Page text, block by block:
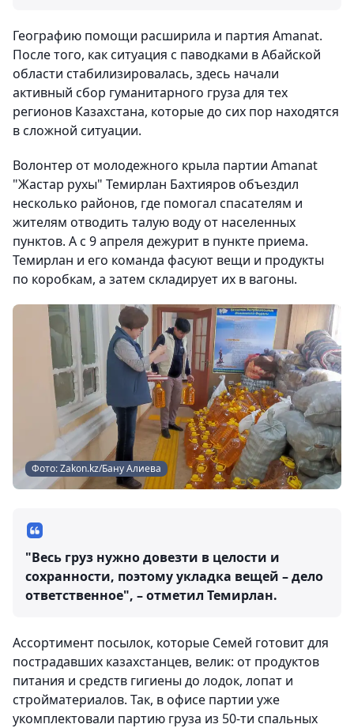
Географию помощи расширила и партия Amanat.
После того, как ситуация с паводками в Абайской
области стабилизировалась, здесь начали
активный сбор гуманитарного груза для тех
регионов Казахстана, которые до сих пор находятся
в сложной ситуации.
Волонтер от молодежного крыла партии Amanat
"Жастар рухы" Темирлан Бахтияров объездил
несколько районов, где помогал спасателям и
жителям отводить талую воду от населенных
пунктов. А с 9 апреля дежурит в пункте приема.
Темирлан и его команда фасуют вещи и продукты
по коробкам, а затем складирует их в вагоны.
Фото: Zakon.kz/Бану Алиева
"Весь груз нужно довезти в целости и
сохранности, поэтому укладка вещей – дело
ответственное", – отметил Темирлан.
Ассортимент посылок, которые Семей готовит для
пострадавших казахстанцев, велик: от продуктов
питания и средств гигиены до лодок, лопат и
стройматериалов. Так, в офисе партии уже
укомплектовали партию груза из 50-ти спальных